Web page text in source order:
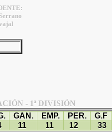
- 1ª DIVISIÓN
GAN. EMP. PER.
G.F
11 11 12 33